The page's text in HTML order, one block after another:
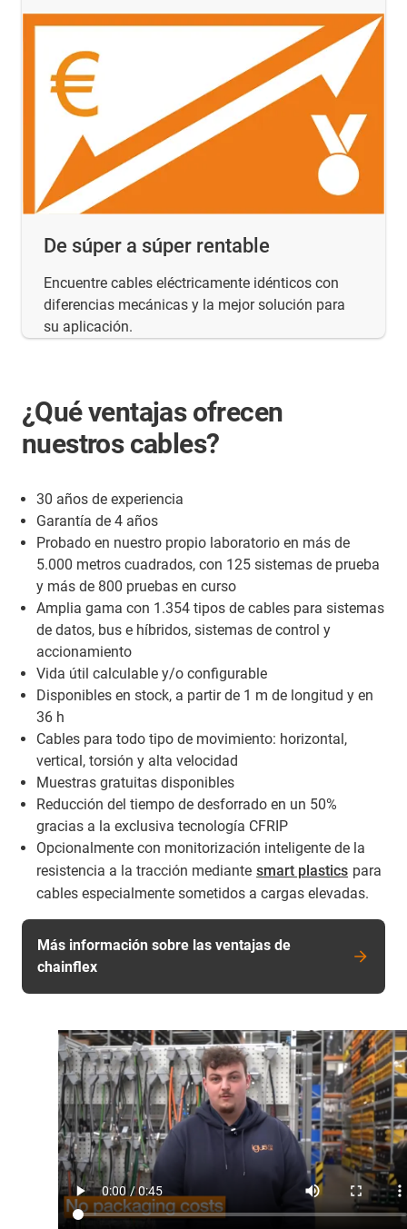
De súper a súper rentable
Encuentre cables eléctricamente idénticos con
diferencias mecánicas y la mejor solución para
su aplicación.
¿Qué ventajas ofrecen
nuestros cables?
30 años de experiencia
Garantía de 4 años
Probado en nuestro propio laboratorio en más de
5.000 metros cuadrados, con 125 sistemas de prueba
y más de 800 pruebas en curso
Amplia gama con 1.354 tipos de cables para sistemas
de datos, bus e híbridos, sistemas de control y
accionamiento
Vida útil calculable y/o configurable
Disponibles en stock, a partir de 1 m de longitud y en
36 h
Cables para todo tipo de movimiento: horizontal,
vertical, torsión y alta velocidad
Muestras gratuitas disponibles
Reducción del tiempo de desforrado en un 50%
gracias a la exclusiva tecnología CFRIP
Opcionalmente con monitorización inteligente de la
resistencia a la tracción mediante smart plastics para
cables especialmente sometidos a cargas elevadas.
Más información sobre las ventajas de
chainflex